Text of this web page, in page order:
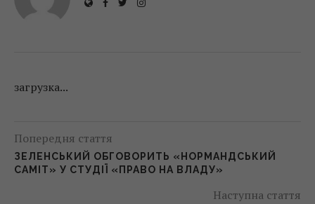
загрузка...
Попередня стаття
ЗЕЛЕНСЬКИЙ ОБГОВОРИТЬ «НОРМАНДСЬКИЙ
САМІТ» У СТУДІЇ «ПРАВО НА ВЛАДУ»
Наступна стаття